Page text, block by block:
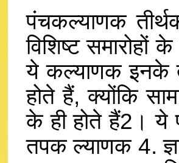
पंचकल्याणक
विशिष्ट
ये कल्याणक इनके
होते हैं, क्योंकि
के ही होते हैं2। ये
तपक ल्याणक 4.